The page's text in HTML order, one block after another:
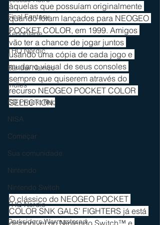
Final Fantasy
Xenoblade
THQ Nordic
Bandai Namco
Indies
CD Projekt Red
NISA
Começar
Sua comunidade
Nintendo
Nintendo Switch
THQ Nordic
Darksiders Warmastered
àquelas que possuíam originalmente
quando foram lançados para NEOGEO
POCKET COLOR, em 1999. Amigos
vão ter a chance de jogar juntos
usando uma cópia de cada jogo e
mudar o visual de seus consoles
sempre que quiserem através do
recurso NEOGEO POCKET COLOR
SELECTION.
O clássico do NEOGEO POCKET
COLOR SNK GALS’ FIGHTERS já está